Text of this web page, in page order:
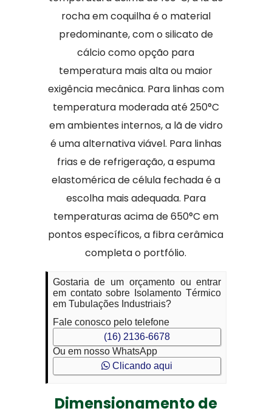
rocha em coquilha é o material
predominante, com o silicato de
cálcio como opção para
temperatura mais alta ou maior
exigência mecânica. Para linhas com
temperatura moderada até 250°C
em ambientes internos, a lã de vidro
é uma alternativa viável. Para linhas
frias e de refrigeração, a espuma
elastomérica de célula fechada é a
escolha mais adequada. Para
temperaturas acima de 650°C em
pontos específicos, a fibra cerâmica
completa o portfólio.
Gostaria de um orçamento ou entrar
em contato sobre Isolamento Térmico
em Tubulações Industriais?
Fale conosco pelo telefone
(16) 2136-6678
Ou em nosso WhatsApp
Clicando aqui
Dimensionamento de